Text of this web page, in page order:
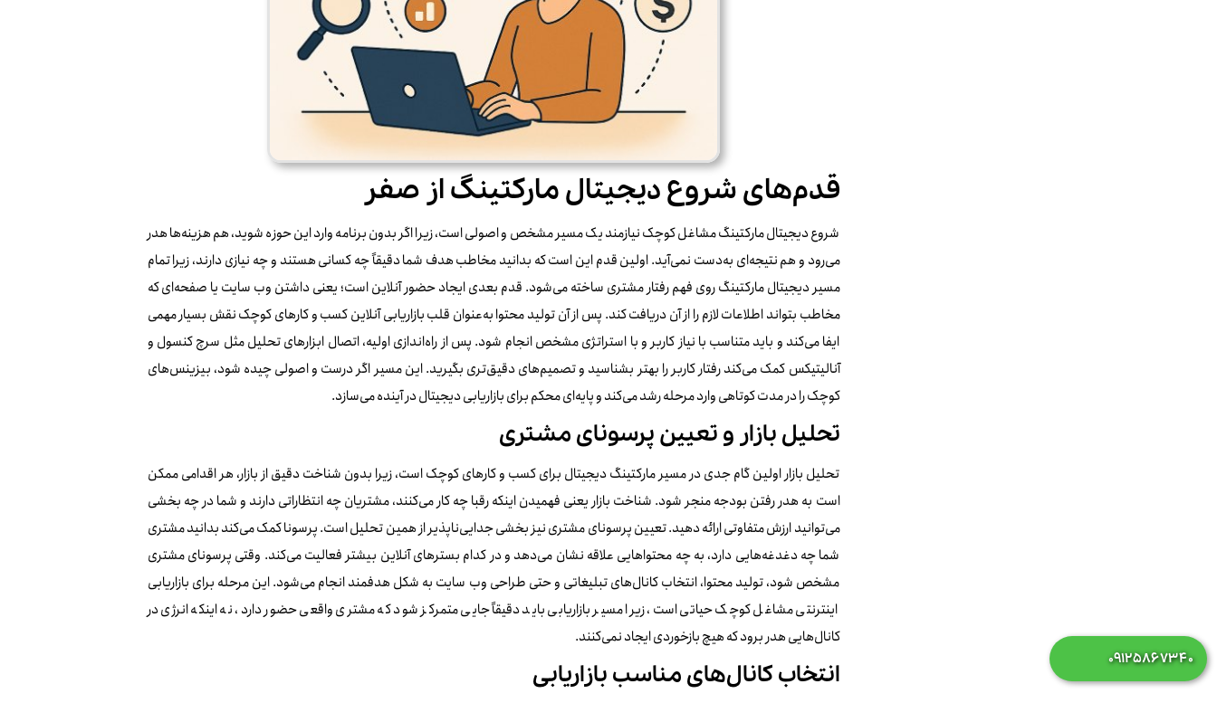
قدم‌های شروع دیجیتال مارکتینگ از صفر
شروع دیجیتال مارکتینگ مشاغل کوچک نیازمند یک مسیر مشخص و اصولی است، زیرا اگر بدون برنامه وارد این حوزه شوید، هم هزینه‌ها هدر
می‌رود و هم نتیجه‌ای به‌دست نمی‌آید. اولین قدم این است که بدانید مخاطب هدف شما دقیقاً چه کسانی هستند و چه نیازی دارند، زیرا تمام
مسیر دیجیتال مارکتینگ روی فهم رفتار مشتری ساخته می‌شود. قدم بعدی ایجاد حضور آنلاین است؛ یعنی داشتن وب سایت یا صفحه‌ای که
مخاطب بتواند اطلاعات لازم را از آن دریافت کند. پس از آن تولید محتوا به‌عنوان قلب بازاریابی آنلاین کسب‌ و کارهای کوچک نقش بسیار مهمی
ایفا می‌کند و باید متناسب با نیاز کاربر و با استراتژی مشخص انجام شود. پس از راه‌اندازی اولیه، اتصال ابزارهای تحلیل مثل سرچ کنسول و
آنالیتیکس کمک می‌کند رفتار کاربر را بهتر بشناسید و تصمیم‌های دقیق‌تری بگیرید. این مسیر اگر درست و اصولی چیده شود، بیزینس‌های
کوچک را در مدت کوتاهی وارد مرحله رشد می‌کند و پایه‌ای محکم برای بازاریابی دیجیتال در آینده می‌سازد.
تحلیل بازار و تعیین پرسونای مشتری
تحلیل بازار اولین گام جدی در مسیر مارکتینگ دیجیتال برای کسب‌ و کارهای کوچک است، زیرا بدون شناخت دقیق از بازار، هر اقدامی ممکن
است به هدر رفتن بودجه منجر شود. شناخت بازار یعنی فهمیدن اینکه رقبا چه کار می‌کنند، مشتریان چه انتظاراتی دارند و شما در چه بخشی
می‌توانید ارزش متفاوتی ارائه دهید. تعیین پرسونای مشتری نیز بخشی جدایی‌ناپذیر از همین تحلیل است. پرسونا کمک می‌کند بدانید مشتری
شما چه دغدغه‌هایی دارد، به چه محتواهایی علاقه نشان می‌دهد و در کدام بسترهای آنلاین بیشتر فعالیت می‌کند. وقتی پرسونای مشتری
مشخص شود، تولید محتوا، انتخاب کانال‌های تبلیغاتی و حتی طراحی وب سایت به شکل هدفمند انجام می‌شود. این مرحله برای بازاریابی
اینترنتی مشاغل کوچک حیاتی است، زیرا مسیر بازاریابی باید دقیقاً جایی متمرکز شود که مشتری واقعی حضور دارد، نه اینکه انرژی در
کانال‌هایی هدر برود که هیچ بازخوردی ایجاد نمی‌کنند.
انتخاب کانال‌های مناسب بازاریابی
۰۹۱۲۵۸۶۷۳۴۰